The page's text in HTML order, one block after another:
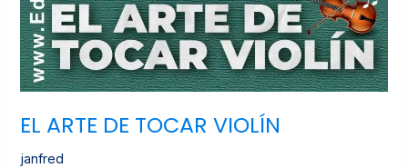
EL ARTE DE TOCAR VIOLÍN
janfred